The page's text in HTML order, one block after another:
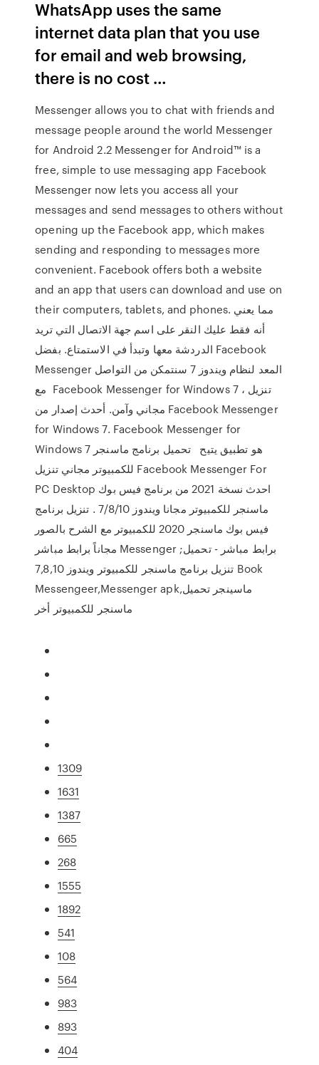
WhatsApp uses the same
internet data plan that you use
for email and web browsing,
there is no cost …
Messenger allows you to chat with friends and
message people around the world Messenger
for Android 2.2 Messenger for Android™ is a
free, simple to use messaging app Facebook
Messenger now lets you access all your
messages and send messages to others without
opening up the Facebook app, which makes
sending and responding to messages more
convenient. Facebook offers both a website
and an app that users can download and use on
their computers, tablets, and phones. مما يعني
أنه فقط عليك النقر على اسم جهة الاتصال التي تريد
الدردشة معها وتبدأ في الاستمتاع. بفضل Facebook
Messenger المعد لنظام ويندوز 7 سنتمكن من التواصل
مع Facebook Messenger for Windows 7 ، تنزيل
مجاني وآمن. أحدث إصدار من Facebook Messenger
for Windows 7. Facebook Messenger for
Windows 7 هو تطبيق يتيح تحميل برنامج ماسنجر
للكمبيوتر مجاني تنزيل Facebook Messenger For
PC Desktop احدث نسخة 2021 من برنامج فيس بوك
ماسنجر للكمبيوتر مجانا ويندوز 7/8/10 . تنزيل برنامج
فيس بوك ماسنجر 2020 للكمبيوتر مع الشرح بالصور
مجاناً برابط مباشر Messenger برابط مباشر - تحميل;
تنزيل برنامج ماسنجر للكمبيوتر ويندوز 7,8,10 Book
Messengeer,Messenger apk,ماسينجر تحميل
1309
1631
1387
665
268
1555
1892
541
108
564
983
893
404